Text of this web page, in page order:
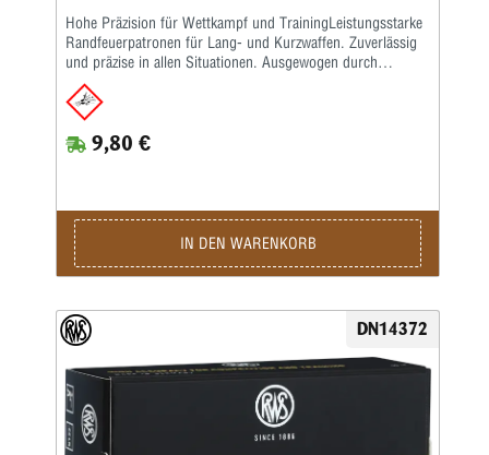
Hohe Präzision für Wettkampf und TrainingLeistungsstarke
Randfeuerpatronen für Lang- und Kurzwaffen. Zuverlässig
und präzise in allen Situationen. Ausgewogen durch
spezielle Zusammenstellung hochwertiger Komponenten –
vom Geschoss über das ausgewählte Pulver bis hin zur
hochpräzisen Laborierung.Die Merkmale auf einen Blick:
Das Ass im Gewehr • Spezialpatrone für den Gewehrbereich
• Optimale Geschwindigkeitsentwicklung • Sehr gutes
cm)Kaliber: .22 lr • Gewicht: 2,6 g • Grains: 40 • Geschoss-
Art: BR • Bleifrei: Nein • Waffentyp: Gewehr • BC-Wert:
0,132 • Anwendungsgebiete: Training / Wettkampf •
Geeignet für: Kleinkaliber 50 m liegend / Kleinkaliber 100 m
m liegend / Salonschießen (DK) / Biathlon 50 m
9,80 €
IN DEN WARENKORB
DN14372